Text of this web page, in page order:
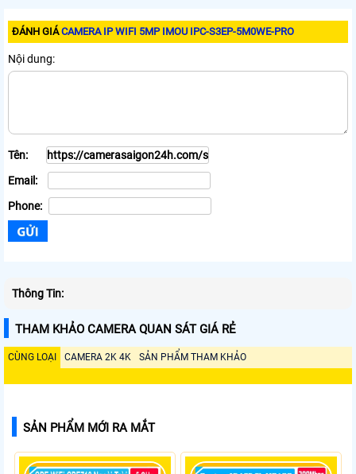
ĐÁNH GIÁCAMERA IP WIFI 5MP IMOU IPC-S3EP-5M0WE-PRO
Nội dung:
Tên:
Email:
Phone:
Thông Tin:
THAM KHẢO CAMERA QUAN SÁT GIÁ RẺ
CÙNG LOẠI CAMERA 2K 4K SẢN PHẨM THAM KHẢO
SẢN PHẨM MỚI RA MẮT